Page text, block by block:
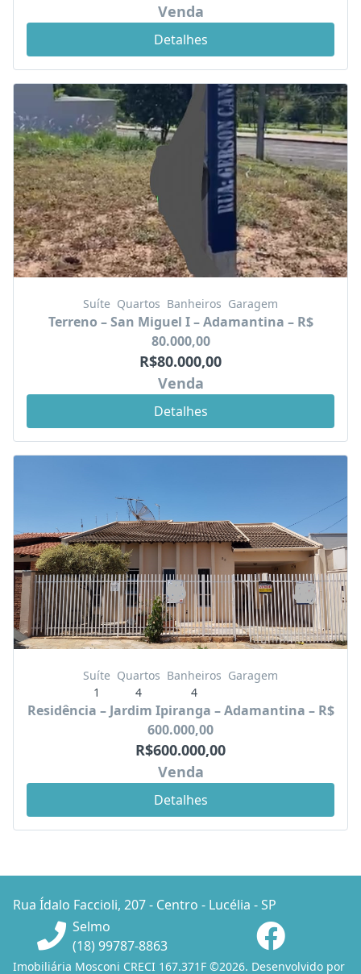
Venda
Detalhes
Suíte Quartos Banheiros Garagem
Terreno – San Miguel I – Adamantina – R$
80.000,00
R$80.000,00
Venda
Detalhes
Suíte
1
Quartos
4
Banheiros
4
Garagem
Residência – Jardim Ipiranga – Adamantina – R$
600.000,00
R$600.000,00
Venda
Detalhes
Rua Ídalo Faccioli, 207 - Centro - Lucélia - SP
Selmo
(18) 99787-8863
Imobiliária Mosconi CRECI 167.371F ©2026. Desenvolvido por